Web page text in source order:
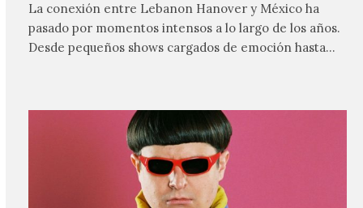
La conexión entre Lebanon Hanover y México ha
pasado por momentos intensos a lo largo de los años.
Desde pequeños shows cargados de emoción hasta
mezcla de post-punk, coldwave y letras
profundamente melancólicas.